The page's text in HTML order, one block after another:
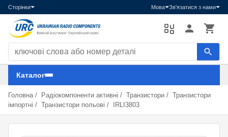
Сторінки Мова Зв'язатися з нами
Пошук компонентів
Каталог
Головна / Радіокомпоненти активні / Транзистори / Транзистори
імпортні / Транзистори польові / IRLI3803